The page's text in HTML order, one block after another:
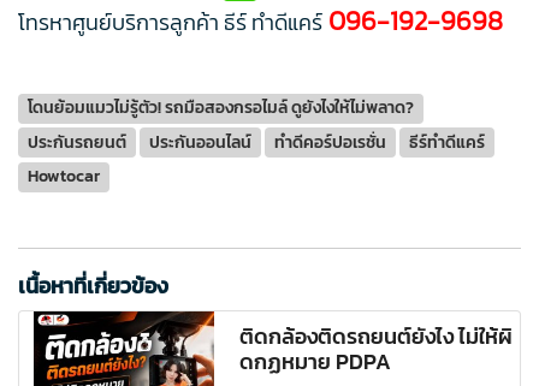
โทรหาศูนย์บริการลูกค้า ธีร์ ทำดีแคร์ 096-192-9698
โดนย้อมแมวไม่รู้ตัว! รถมือสองกรอไมล์ ดูยังไงให้ไม่พลาด?
ประกันรถยนต์
ประกันออนไลน์ ทำดีคอร์ปอเรชั่น
ธีร์ทำดีแคร์
Howtocar
เนื้อหาที่เกี่ยวข้อง
ติดกล้องติดรถยนต์ยังไง ไม่ให้ผิ
ดกฏหมาย PDPA